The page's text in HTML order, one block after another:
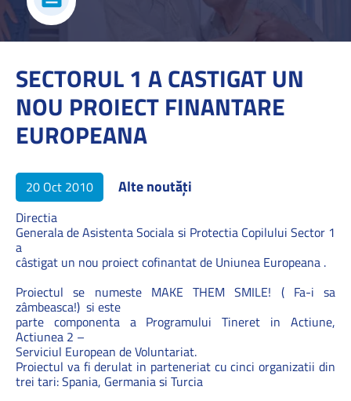
SECTORUL 1 A CASTIGAT UN
NOU PROIECT FINANTARE
EUROPEANA
20 Oct 2010 Alte noutăți
Directia
Generala de Asistenta Sociala si Protectia Copilului Sector 1
a
câstigat un nou proiect cofinantat de Uniunea Europeana .
Proiectul se numeste MAKE THEM SMILE! ( Fa-i sa
zâmbeasca!) si este
parte componenta a Programului Tineret in Actiune,
Actiunea 2 –
Serviciul European de Voluntariat.
Proiectul va fi derulat in parteneriat cu cinci organizatii din
trei tari: Spania, Germania si Turcia